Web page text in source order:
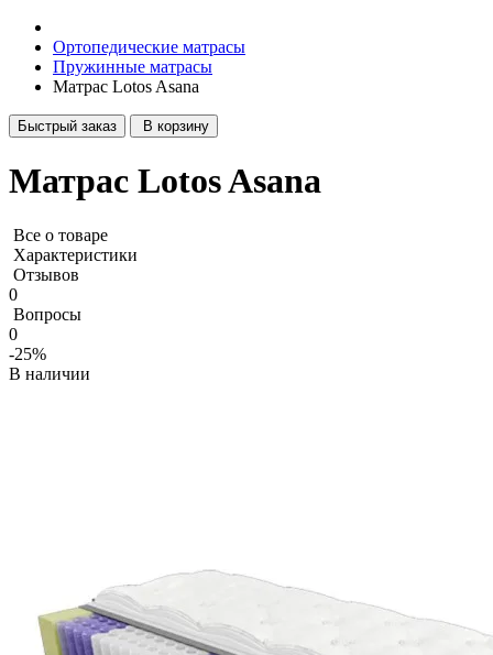
Ортопедические матрасы
Пружинные матрасы
Матрас Lotos Asana
Быстрый заказ В корзину
Матрас Lotos Asana
Все о товаре
Характеристики
Отзывов
0
Вопросы
0
-25%
В наличии